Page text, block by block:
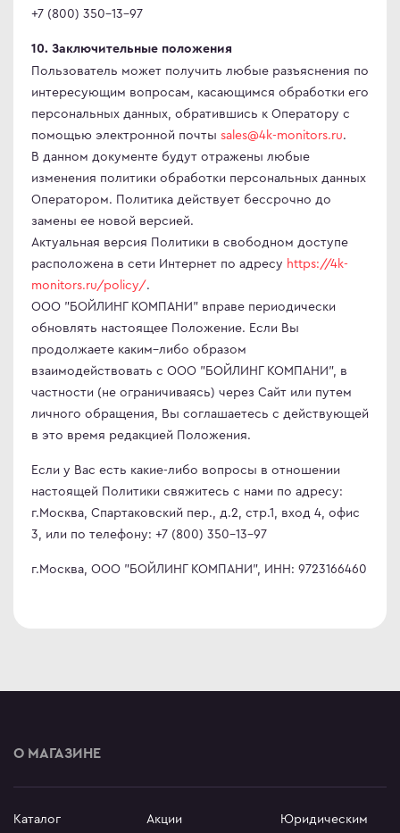
+7 (800) 350-13-97
10. Заключительные положения
Пользователь может получить любые разъяснения по
интересующим вопросам, касающимся обработки его
персональных данных, обратившись к Оператору с
помощью электронной почты sales@4k-monitors.ru.
В данном документе будут отражены любые
изменения политики обработки персональных данных
Оператором. Политика действует бессрочно до
замены ее новой версией.
Актуальная версия Политики в свободном доступе
расположена в сети Интернет по адресу https://4k-
monitors.ru/policy/.
ООО "БОЙЛИНГ КОМПАНИ" вправе периодически
обновлять настоящее Положение. Если Вы
продолжаете каким–либо образом
взаимодействовать с ООО "БОЙЛИНГ КОМПАНИ", в
частности (не ограничиваясь) через Сайт или путем
личного обращения, Вы соглашаетесь с действующей
в это время редакцией Положения.
Если у Вас есть какие-либо вопросы в отношении
настоящей Политики свяжитесь с нами по адресу:
г.Москва, Спартаковский пер., д.2, стр.1, вход 4, офис
3, или по телефону: +7 (800) 350-13-97
г.Москва, ООО "БОЙЛИНГ КОМПАНИ", ИНН: 9723166460
О МАГАЗИНЕ
Каталог
Акции
Юридическим